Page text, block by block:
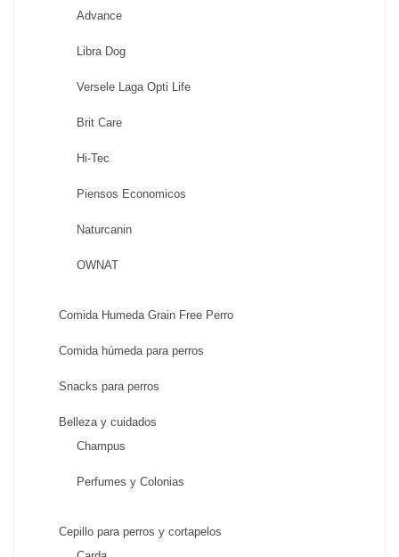
Advance
Libra Dog
Versele Laga Opti Life
Brit Care
Hi-Tec
Piensos Economicos
Naturcanin
OWNAT
Comida Humeda Grain Free Perro
Comida húmeda para perros
Snacks para perros
Belleza y cuidados
Champus
Perfumes y Colonias
Cepillo para perros y cortapelos